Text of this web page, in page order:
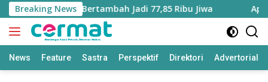
Langsung
ke
konten
Breaking News
Utara Bertambah Jadi 77,85 Ribu Jiwa
News Feature Sastra Perspektif Direktori Advertorial